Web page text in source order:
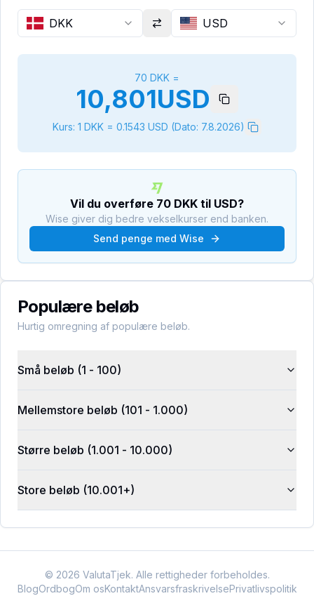
DKK USD
70 DKK =
10,801USD
Kurs: 1 DKK = 0.1543 USD (Dato: 7.8.2026)
Vil du overføre 70 DKK til USD?
Wise giver dig bedre vekselkurser end banken.
Send penge med Wise
Populære beløb
Hurtig omregning af populære beløb.
Små beløb (1 - 100)
Mellemstore beløb (101 - 1.000)
Større beløb (1.001 - 10.000)
Store beløb (10.001+)
© 2026 ValutaTjek. Alle rettigheder forbeholdes.
BlogOrdbogOm osKontaktAnsvarsfraskrivelsePrivatlivspolitik